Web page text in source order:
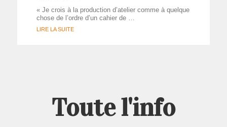
« Je crois à la production d’atelier comme à quelque
chose de l’ordre d’un cahier de …
LIRE LA SUITE
Toute l'info